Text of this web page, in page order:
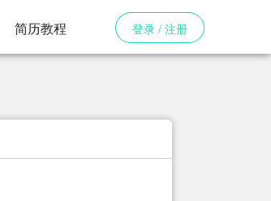
简历教程 登录 / 注册